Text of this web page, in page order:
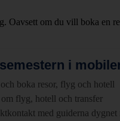
Oavsett om du vill boka en
i
boka resor, flyg och hotell
om flyg, hotell och transfer
med guiderna dygnet